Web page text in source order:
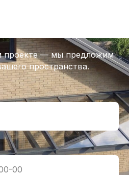
проекте — мы предложим
пространства.